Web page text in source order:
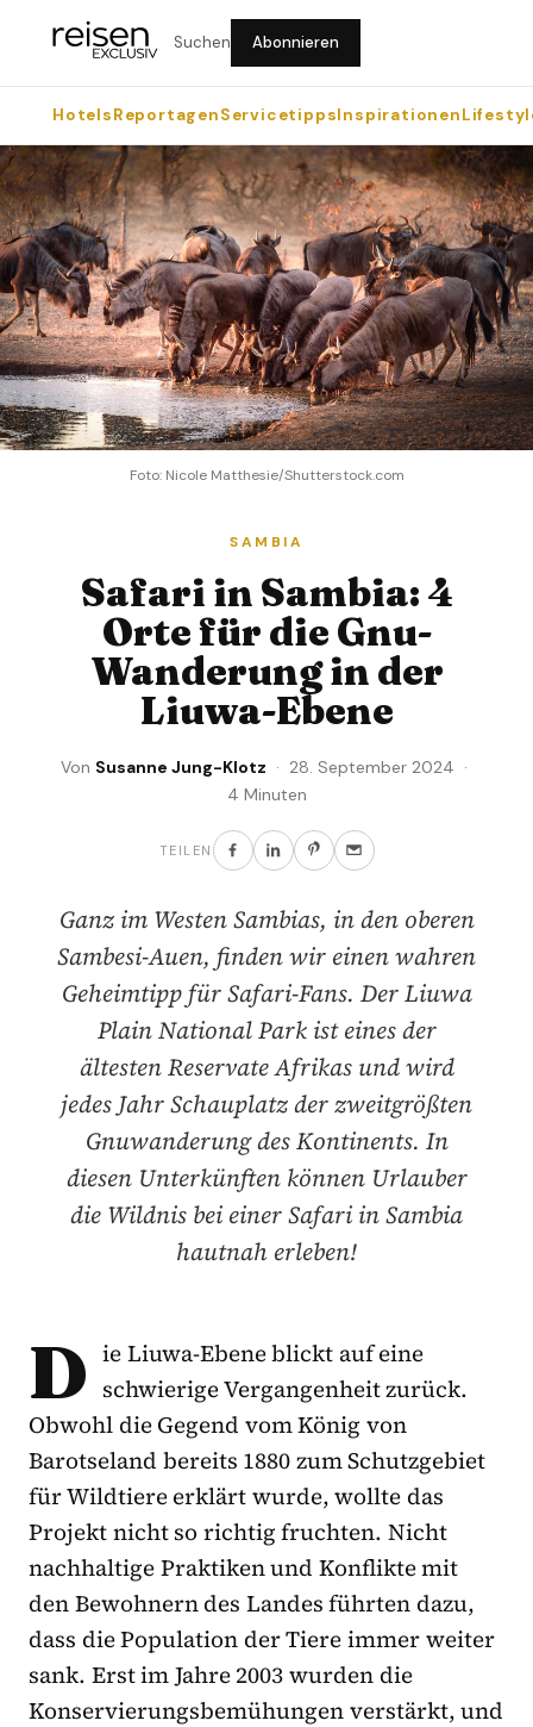
Suchen Abonnieren
HotelsReportagenServicetippsInspirationen
Foto: Nicole Matthesie/Shutterstock.com
SAMBIA
Safari in Sambia: 4
Orte für die Gnu-
Wanderung in der
Liuwa-Ebene
Von Susanne Jung-Klotz · 28. September 2024 ·
4 Minuten
TEILEN
Ganz im Westen Sambias, in den oberen
Sambesi-Auen, finden wir einen wahren
Geheimtipp für Safari-Fans. Der Liuwa
Plain National Park ist eines der
ältesten Reservate Afrikas und wird
jedes Jahr Schauplatz der zweitgrößten
Gnuwanderung des Kontinents. In
diesen Unterkünften können Urlauber
die Wildnis bei einer Safari in Sambia
hautnah erleben!
D ie Liuwa-Ebene blickt auf eine
schwierige Vergangenheit zurück.
Obwohl die Gegend vom König von
Barotseland bereits 1880 zum Schutzgebiet
für Wildtiere erklärt wurde, wollte das
Projekt nicht so richtig fruchten. Nicht
nachhaltige Praktiken und Konflikte mit
den Bewohnern des Landes führten dazu,
dass die Population der Tiere immer weiter
sank. Erst im Jahre 2003 wurden die
Konservierungsbemühungen verstärkt, und